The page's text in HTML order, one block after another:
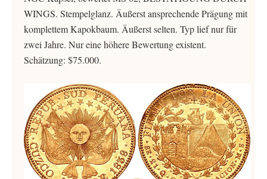
WINGS. Stempelglanz. Äußerst ansprechende Prägung mit
komplettem Kapokbaum. Äußerst selten. Typ lief nur für
zwei Jahre. Nur eine höhere Bewertung existent.
Schätzung: $75.000.